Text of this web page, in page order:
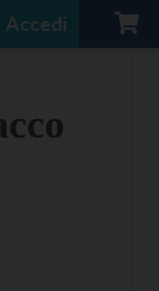
Accedi